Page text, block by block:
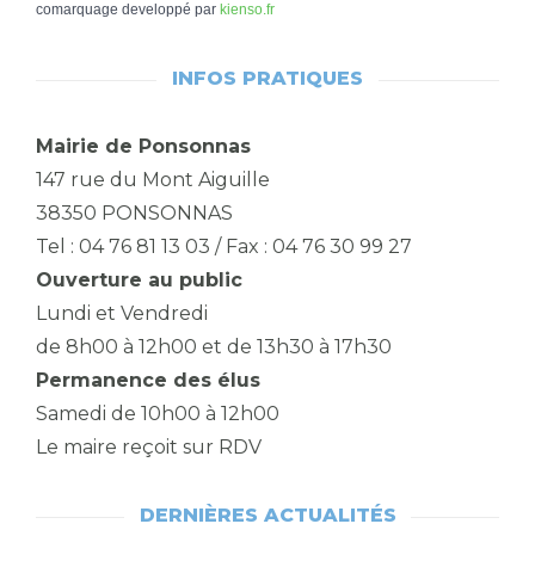
comarquage developpé par kienso.fr
INFOS PRATIQUES
Mairie de Ponsonnas
147 rue du Mont Aiguille
38350 PONSONNAS
Tel : 04 76 81 13 03 / Fax : 04 76 30 99 27
Ouverture au public
Lundi et Vendredi
de 8h00 à 12h00 et de 13h30 à 17h30
Permanence des élus
Samedi de 10h00 à 12h00
Le maire reçoit sur RDV
DERNIÈRES ACTUALITÉS